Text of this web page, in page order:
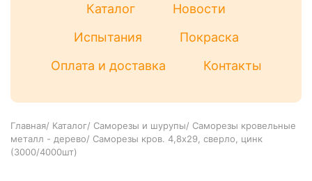
Каталог
Новости
Испытания
Покраска
Оплата и доставка
Контакты
Главная/ Каталог/ Саморезы и шурупы/ Саморезы кровельные
металл - дерево/ Саморезы кров. 4,8x29, сверло, цинк
(3000/4000шт)